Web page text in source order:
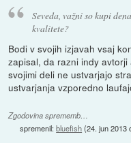
Seveda, važni so kupi
kvalitete?
Bodi v svojih izjavah vsaj
zapisal, da razni indy
svojimi deli ne ustvarjajo
ustvarjanja vzporedno
Zgodovina sprememb…
spremenil:bluefish(24. jun 2013